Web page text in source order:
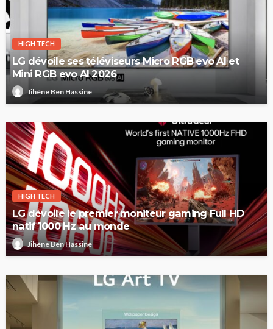
HIGH TECH
LG dévoile ses téléviseurs Micro RGB evo AI et
Mini RGB evo AI 2026
Jihène Ben Hassine
HIGH TECH
LG dévoile le premier moniteur gaming Full HD
natif 1000 Hz au monde
Jihène Ben Hassine